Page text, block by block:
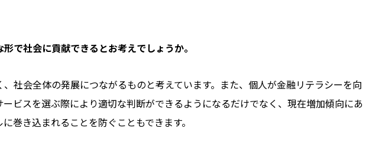
形で社会に貢献できるとお考えでしょうか。
社会全体の発展につながるものと考えています。また、個人が金融リテラシーを向
ビスを選ぶ際により適切な判断ができるようになるだけでなく、現在増加傾向にあ
巻き込まれることを防ぐこともできます。